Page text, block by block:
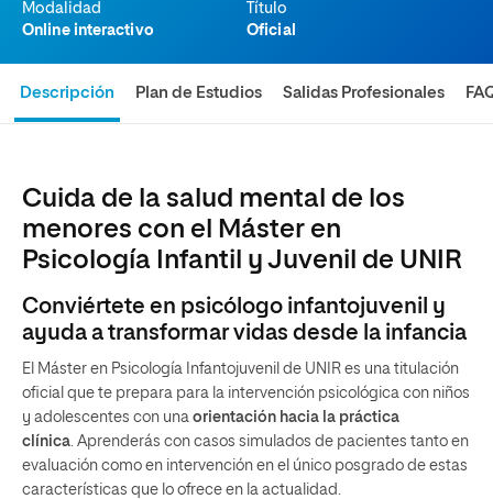
Modalidad
Online interactivo
Título
Oficial
Descripción Plan de Estudios Salidas Profesionales
Cuida de la salud mental de los
menores con el Máster en
Psicología Infantil y Juvenil de UNIR
Conviértete en psicólogo infantojuvenil y
ayuda a transformar vidas desde la infancia
El Máster en Psicología Infantojuvenil de UNIR es una titulación
oficial que te prepara para la intervención psicológica con niños
y adolescentes con una orientación hacia la práctica
clínica. Aprenderás con casos simulados de pacientes tanto en
evaluación como en intervención en el único posgrado de estas
características que lo ofrece en la actualidad.